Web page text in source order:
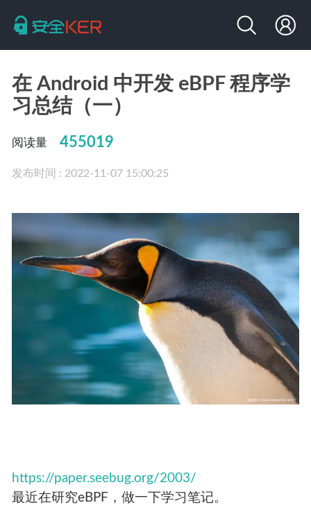
在 Android 中开发 eBPF 程序学
习总结（一）
阅读量 455019
发布时间 : 2022-11-07 15:00:25
https://paper.seebug.org/2003/
最近在研究eBPF，做一下学习笔记。